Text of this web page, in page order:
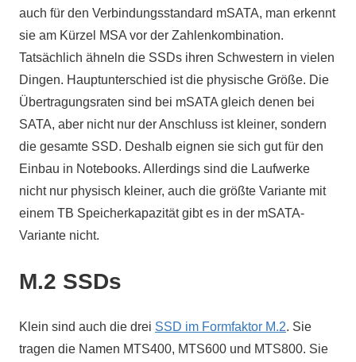
auch für den Verbindungsstandard mSATA, man erkennt
sie am Kürzel MSA vor der Zahlenkombination.
Tatsächlich ähneln die SSDs ihren Schwestern in vielen
Dingen. Hauptunterschied ist die physische Größe. Die
Übertragungsraten sind bei mSATA gleich denen bei
SATA, aber nicht nur der Anschluss ist kleiner, sondern
die gesamte SSD. Deshalb eignen sie sich gut für den
Einbau in Notebooks. Allerdings sind die Laufwerke
nicht nur physisch kleiner, auch die größte Variante mit
einem TB Speicherkapazität gibt es in der mSATA-
Variante nicht.
M.2 SSDs
Klein sind auch die drei SSD im Formfaktor M.2. Sie
tragen die Namen MTS400, MTS600 und MTS800. Sie